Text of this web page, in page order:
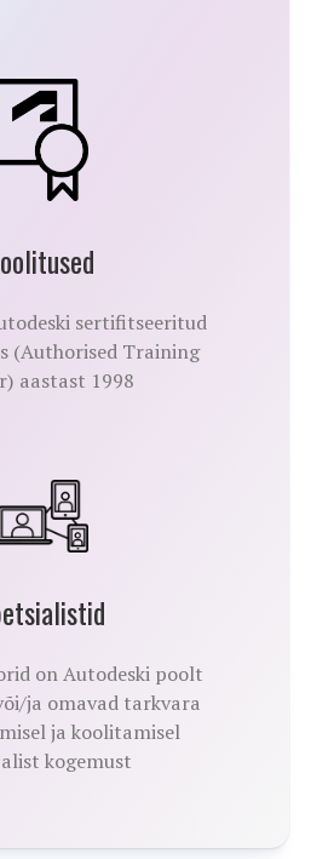
sertifitseeritud
(Authorised Training
aastast 1998
on Autodeski poolt
ja omavad tarkvara
ja koolitamisel
kogemust